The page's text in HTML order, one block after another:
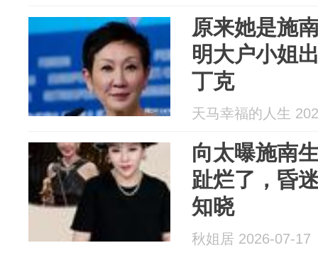
原来她是施
明大户小姐
丁克
天马幸福的人生
向太曝施南
趾烂了，昏
知晓
秋姐居 2026-07-17